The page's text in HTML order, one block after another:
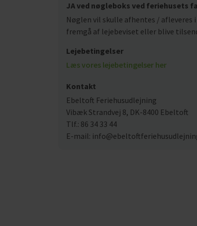
JA ved nøgleboks ved feriehusets
Nøglen vil skulle afhentes / afleveres
fremgå af lejebeviset eller blive
Lejebetingelser
Læs vores lejebetingelser her
Kontakt
Ebeltoft Feriehusudlejning
Vibæk Strandvej 8, DK-8400 Ebeltoft
Tlf.: 86 34 33 44
E-mail: